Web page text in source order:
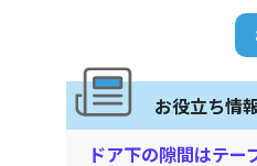
お役立ち情
ドア下の隙間はテー